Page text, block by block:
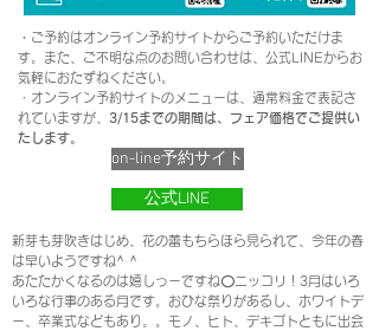
​・ ご予約はオンライン予約サイトからご予約いただけま
す。また、ご不明な点のお問い合わせは、公式LINEからお
気軽におたずねください。
・オンライン予約サイトのメニューは、通常料金で表記さ
れていますが、 3/15までの期間は、フェア価格でご提供い
たします。
on-line予約サイト
公式LINE
新芽も芽吹きはじめ、花の蕾もちらほら見られて、今年の春
は早いようですね^ ^
あたたかくなるのは嬉しっーですね⭕️ニッコリ！3月はいろ
いろな行事のある月です。おひな祭りがあるし、ホワイトデ
ー、卒業式などもあり。。モノ、ヒト、デキゴトともに出会